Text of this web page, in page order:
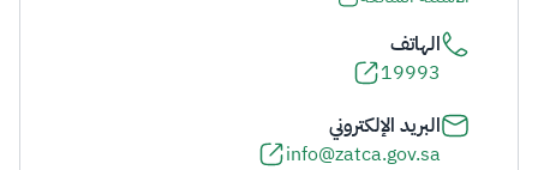
الهاتف
19993
البريد الإلكتروني
info@zatca.gov.sa